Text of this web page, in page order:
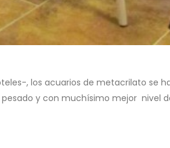
, los acuarios de metacrilato se
y con ​muchísimo mejor nivel